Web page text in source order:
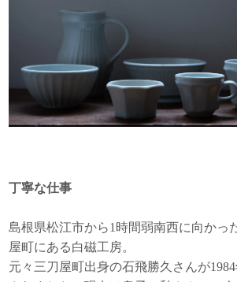
丁寧な仕事
島根県松江市から1時間弱南西に向かっ
屋町にある白磁工房。
元々三刀屋町出身の石飛勝久さんが